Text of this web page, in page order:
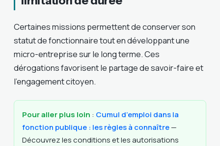
Certaines missions permettent de conserver son
statut de fonctionnaire tout en développant une
micro-entreprise sur le long terme. Ces
dérogations favorisent le partage de savoir-faire et
l’engagement citoyen.
Pour aller plus loin : Cumul d’emploi dans la
fonction publique : les règles à connaître—
Découvrez les conditions et les autorisations